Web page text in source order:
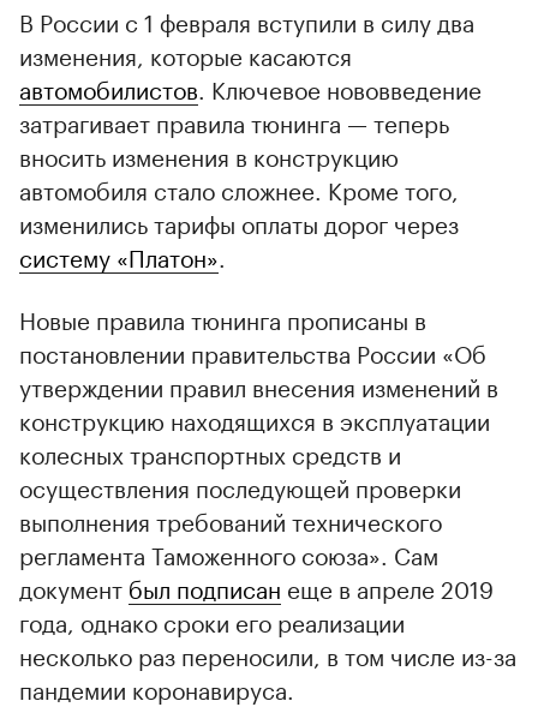
В России с 1 февраля вступили в силу два
изменения, которые касаются
автомобилистов . Ключевое нововведение
затрагивает правила тюнинга — теперь
вносить изменения в конструкцию
автомобиля стало сложнее. Кроме того,
изменились тарифы оплаты дорог через
систему «Платон»
Новые правила тюнинга прописаны в
постановлении правительства России «Об
утверждении правил внесения изменений в
конструкцию находящихся в эксплуатации
колесных транспортных средств и
осуществления последующей проверки
выполнения требований технического
регламента Таможенного союза». Сам
документ был подписан еще в апреле 2019
года, однако сроки его реализации
несколько раз переносили, в том числе из-за
пандемии коронавируса.